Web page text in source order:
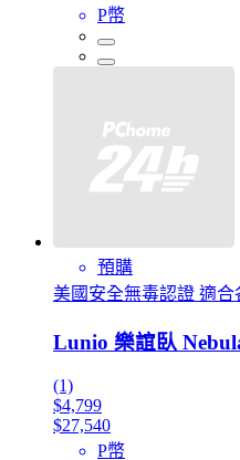
P幣
預購
美國安全無毒認證 適合
Lunio 樂誼臥
(1)
$4,799
$27,540
P幣